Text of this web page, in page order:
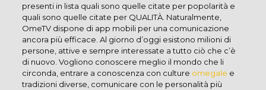
presenti in lista quali sono quelle citate per popolarità e
quali sono quelle citate per QUALITÀ. Naturalmente,
OmeTV dispone di app mobili per una comunicazione
ancora più efficace. Al giorno d’oggi esistono milioni di
persone, attive e sempre interessate a tutto ciò che c’è
di nuovo. Vogliono conoscere meglio il mondo che li
circonda, entrare a conoscenza con culture omegale e
tradizioni diverse, comunicare con le personalità più